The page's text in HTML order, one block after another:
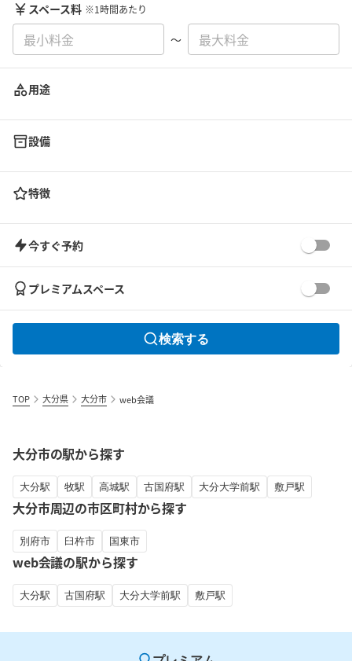
スペース料 ※1時間あたり
〜
用途
設備
特徴
今すぐ予約
プレミアムスペース
検索する
TOP 大分県 大分市 web会議
大分市の駅から探す
大分駅 牧駅 高城駅 古国府駅 大分大学前駅 敷戸駅
大分市周辺の市区町村から探す
別府市 臼杵市 国東市
web会議の駅から探す
大分駅 古国府駅 大分大学前駅 敷戸駅